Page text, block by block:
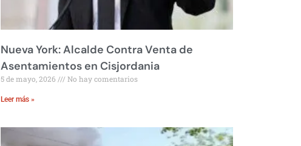
Nueva York: Alcalde Contra Venta de
Asentamientos en Cisjordania
5 de mayo, 2026 No hay comentarios
Leer más »